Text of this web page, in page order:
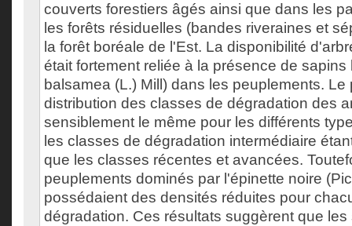
couverts forestiers âgés ainsi que dans les
les forêts résiduelles (bandes riveraines et
la forêt boréale de l'Est. La disponibilité
était fortement reliée à la présence de
balsamea (L.) Mill) dans les peuplements. Le
distribution des classes de dégradation des
sensiblement le même pour les différents
les classes de dégradation intermédiaire
que les classes récentes et avancées.
peuplements dominés par l'épinette noire
possédaient des densités réduites pour
dégradation. Ces résultats suggèrent que les